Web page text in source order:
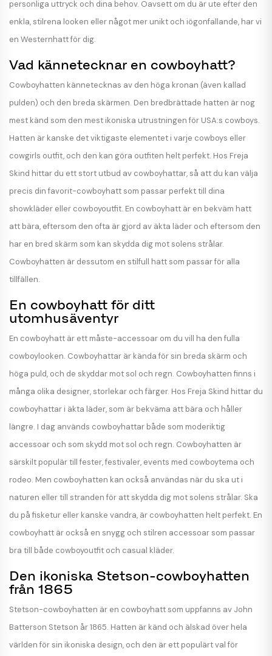
personliga uttryck och dina behov. Oavsett om du är ute efter den
enkla, stilrena looken eller något mer unikt och iögonfallande, har vi
en Westernhatt för dig.
Vad kännetecknar en cowboyhatt?
Cowboyhatten kännetecknas av den höga kronan (även kallad
pulden) och den breda skärmen. Den bredbrättade hatten är nog
mest känd som den mest ikoniska utrustningen för USA:s cowboys.
Hatten är kanske det viktigaste elementet i varje cowboys eller
cowgirls outfit, och den kan göra outfiten helt perfekt. Hos Freja
Skind hittar du ett stort utbud av cowboyhattar, så att du kan välja
precis din favorit-cowboyhatt som passar perfekt till dina
showkläder eller cowboyoutfit. En cowboyhatt är en bekväm hatt
att bära, eftersom den ofta är gjord av äkta läder och eftersom den
har en bred skärm som kan skydda dig mot solens strålar.
Cowboyhatten är dessutom en stilfull hatt som passar för alla
tillfällen.
En cowboyhatt för ditt
utomhusäventyr
En cowboyhatt är ett måste-accessoar om du vill ha den fulla
cowboylooken. Cowboyhattar är kända för sin breda skärm och
höga puld, och de skyddar mot sol och regn. Cowboyhatten finns i
många olika designer, storlekar och färger. Hos Freja Skind hittar du
cowboyhattar i äkta läder, som är bekväma att bära och håller
längre. I dag används cowboyhattar både som moderiktig
accessoar och som skydd mot sol och regn. Cowboyhatten är
särskilt populär till fester, festivaler, events med cowboytema och
rodeo. Men cowboyhatten kan också användas när du ska ut i
naturen eller till stranden för att skydda dig mot solens strålar. Ska
du på fisketur eller kanske vandra, är cowboyhatten helt perfekt. En
cowboyhatt är också en snygg och stilren accessoar som passar
bra till både cowboyoutfit och casual kläder.
Den ikoniska Stetson-cowboyhatten
från 1865
Stetson-cowboyhatten är en cowboyhatt som uppfanns av John
Batterson Stetson år 1865. Hatten är känd och älskad över hela
världen för sin ikoniska design, och den är ett populärt val för